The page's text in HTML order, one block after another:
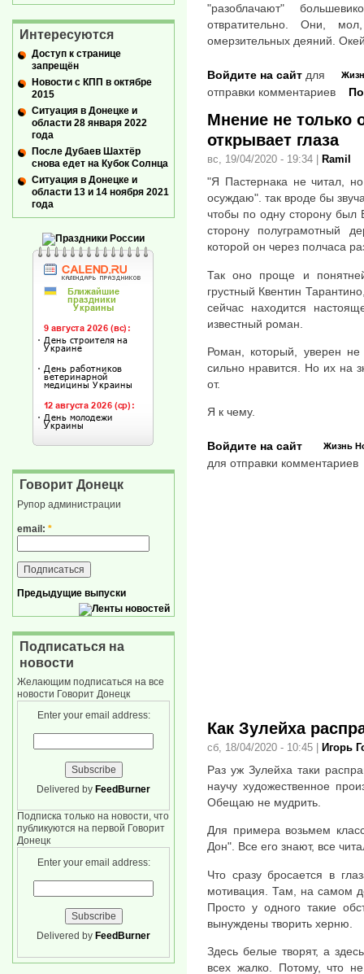
"разоблачают"
отвратительно. Они,
омерзительных деяний.
Войдите на сайт для
отправки комментариев
Мнение не только
открывает глаза
вс, 19/04/2020 - 19:34 Ramil
"Я Пастернака не
осуждаю". так вроде бы
чтобы по одну сторону
сторону полуграмотный
которой он через полчаса
Так оно проще и
грустный Квентин
сейчас находится
известный роман.
Роман, который, уверен
сильно нравится. Но их на
от.
Я к чему.
Жизнь
Войдите на сайт
для отправки комментариев
Как Зулейха
сб, 18/04/2020 - 10:45 Игорь
Раз уж Зулейха таки
научу художественное
Обещаю не мудрить.
Для примера возьмем
Дон". Все его знают, все
Что сразу бросается в
мотивация. Там, на самом
Просто у одного такие
вынуждены творить херню.
Здесь белые творят, а
всех жалко. Потому, что
Интересуются
Доступ к странице
запрещён
Новости с КПП в октябре
2015
Ситуация в Донецке и
области 28 января 2022
года
После Дубаев Шахтёр
снова едет на Кубок Солнца
Ситуация в Донецке и
области 13 и 14 ноября 2021
года
Говорит Донецк
Рупор администрации
email: *
Предыдущие выпуски
Подписаться на
новости
Желающим подписаться на все
новости Говорит Донецк
Enter your email address:
Delivered by FeedBurner
Подписка только на новости, что
публикуются на первой Говорит
Донецк
Enter your email address:
Delivered by FeedBurner